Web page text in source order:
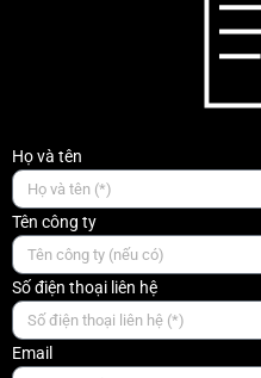
Họ và tên
Tên công ty
Số điện thoại liên hệ
Email